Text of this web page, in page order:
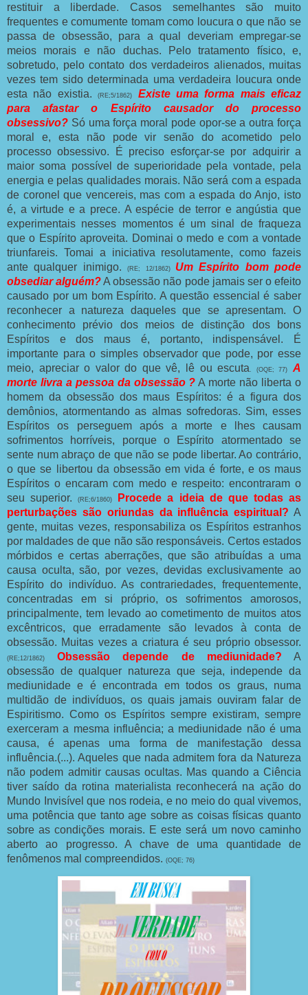
restituir a liberdade. Casos semelhantes são muito
frequentes e comumente tomam como loucura o que não se
passa de obsessão, para a qual deveriam empregar-se
meios morais e não duchas. Pelo tratamento físico, e,
sobretudo, pelo contato dos verdadeiros alienados, muitas
vezes tem sido determinada uma verdadeira loucura onde
esta não existia.(RE;5/1862)
Existe uma forma mais eficaz
para afastar o Espírito causador do processo
obsessivo? Só uma força moral pode opor-se a outra força
moral e, esta não pode vir senão do acometido pelo
processo obsessivo. É preciso esforçar-se por adquirir a
maior soma possível de superioridade pela vontade, pela
energia e pelas qualidades morais. Não será com a espada
de coronel que vencereis, mas com a espada do Anjo, isto
é, a virtude e a prece. A espécie de terror e angústia que
experimentais nesses momentos é um sinal de fraqueza
que o Espírito aproveita. Dominai o medo e com a vontade
triunfareis. Tomai a iniciativa resolutamente, como fazeis
ante qualquer inimigo.(RE; 12/1862)
Um Espírito bom pode
obsediar alguém?A obsessão não pode jamais ser o efeito
causado por um bom Espírito. A questão essencial é saber
reconhecer a natureza daqueles que se apresentam. O
conhecimento prévio dos meios de distinção dos bons
Espíritos e dos maus é, portanto, indispensável. É
importante para o simples observador que pode, por esse
meio, apreciar o valor do que vê, lê ou escuta
. (OQE; 77)
A
morte livra a pessoa da obsessão ? A morte não liberta o
homem da obsessão dos maus Espíritos: é a figura dos
demônios, atormentando as almas sofredoras. Sim, esses
Espíritos os perseguem após a morte e lhes causam
sofrimentos horríveis, porque o Espírito atormentado se
sente num abraço de que não se pode libertar. Ao contrário,
o que se libertou da obsessão em vida é forte, e os maus
Espíritos o encaram com medo e respeito: encontraram o
seu superior.(RE;6/1860)
Procede a ideia de que todas as
perturbações são oriundas da influência espiritual? A
gente, muitas vezes, responsabiliza os Espíritos estranhos
por maldades de que não são responsáveis. Certos estados
mórbidos e certas aberrações, que são atribuídas a uma
causa oculta, são, por vezes, devidas exclusivamente ao
Espírito do indivíduo. As contrariedades, frequentemente,
concentradas em si próprio, os sofrimentos amorosos,
principalmente, tem levado ao cometimento de muitos atos
excêntricos, que erradamente são levados à conta de
obsessão. Muitas vezes a criatura é seu próprio obsessor.
(RE;12/1862) Obsessão depende de mediunidade?
A
obsessão de qualquer natureza que seja, independe da
mediunidade e é encontrada em todos os graus, numa
multidão de indivíduos, os quais jamais ouviram falar de
Espiritismo. Como os Espíritos sempre existiram, sempre
exerceram a mesma influência; a mediunidade não é uma
causa, é apenas uma forma de manifestação dessa
influência.(...). Aqueles que nada admitem fora da Natureza
não podem admitir causas ocultas. Mas quando a Ciência
tiver saído da rotina materialista reconhecerá na ação do
Mundo Invisível que nos rodeia, e no meio do qual vivemos,
uma potência que tanto age sobre as coisas físicas quanto
sobre as condições morais. E este será um novo caminho
aberto ao progresso. A chave de uma quantidade de
fenômenos mal compreendidos. (OQE; 76)